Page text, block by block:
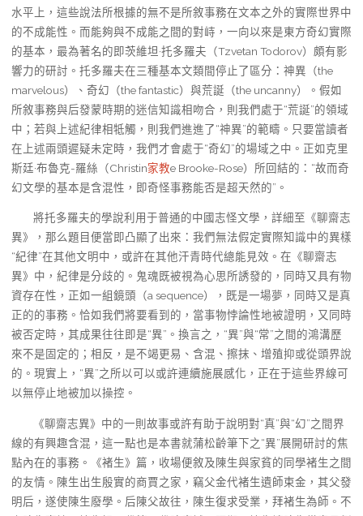
水平上，這些說法所根據的無不是所敘事務在文本之外的實際世界中
的不成能性。而能夠與不成能之間的對峙，一向以來是東方奇幻實際
的基本，最為著名的即茨維坦·托多羅夫（Tzvetan Todorov）頗有影
響力的研討。托多羅夫在三種基本文類間停止了區分：神異（the
marvelous）、奇幻（the fantastic）與荒誕（the uncanny）。假如
所敘事務與后發蒙時期的迷信知識相吻合，則我們處于“荒誕”的領域
中；若與上述紀律相牴觸，則我們進進了“神異”的範疇。只要當讀者
在上述兩頭遲疑未定時，我們才會處于“奇幻”的場域之中。正如克里
斯廷·布魯克-羅絲（Christin家教e Brooke-Rose）所回結的：“故而奇
幻文學的基本是含混性，即奇怪事務能否是超天然的”。
將托多羅夫的學說利用于普通的中國志怪文學，詳細至《聊齋志
異》，那么題目便當即凸顯了出來：我們無法假定實際知識中的異樣
“紀律”在其他文明中，或許在其他汗青時代總能見效。在《聊齋志
異》中，紀律是分歧的。鬼魂既被視為心思所誘發的，同時又具有物
資存在性，正如一組鏡頭（a sequence），既是一場夢，同時又是真
正的的事務。恰如我們將要看到的，當事物悖論性地被證明，又同時
被否定時，其成果往往即是“異”。換言之，“異”與“常”之間的鴻溝歷
來不是固定的；相反，是不竭更易、含混、擦抹、增殖抑或從頭界說
的。現實上，“異”之所以可以或許連續施展感化，正在于這些界線可
以無停止地被加以操控。
《聊齋志異》中的一則故事或許有助于說明對“真”與“幻”之間界
線的有興趣含混，這一點也是本書就蒲松齡筆下之“異”展開研討的焦
點內在的事務。《褚生》篇，收場便敘及陳生與家貧的同學褚生之間
的友情。陳生出生殷實的商賈之家，竊父金代褚生遺師束金，其父發
明后，遂使陳生廢學。后陳父故往，陳生復求受業，拜褚生為師。不